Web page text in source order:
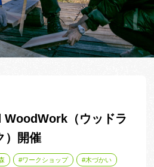
（ウッドラ
）開催
ワークショップ 木づかい